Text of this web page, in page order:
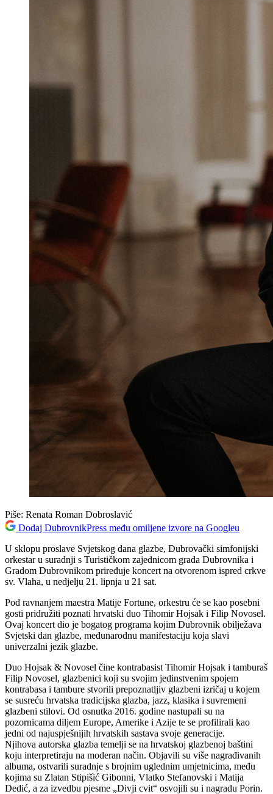
Piše: Renata Roman Dobroslavić
Dodaj DubrovnikPress među omiljene izvore na Googleu
U sklopu proslave Svjetskog dana glazbe, Dubrovački simfonijski
orkestar u suradnji s Turističkom zajednicom grada Dubrovnika i
Gradom Dubrovnikom priređuje koncert na otvorenom ispred crkve
sv. Vlaha, u nedjelju 21. lipnja u 21 sat.
Pod ravnanjem maestra Matije Fortune, orkestru će se kao posebni
gosti pridružiti poznati hrvatski duo Tihomir Hojsak i Filip Novosel.
Ovaj koncert dio je bogatog programa kojim Dubrovnik obilježava
Svjetski dan glazbe, međunarodnu manifestaciju koja slavi
univerzalni jezik glazbe.
Duo Hojsak & Novosel čine kontrabasist Tihomir Hojsak i tamburaš
Filip Novosel, glazbenici koji su svojim jedinstvenim spojem
kontrabasa i tambure stvorili prepoznatljiv glazbeni izričaj u kojem
se susreću hrvatska tradicijska glazba, jazz, klasika i suvremeni
glazbeni stilovi. Od osnutka 2016. godine nastupali su na
pozornicama diljem Europe, Amerike i Azije te se profilirali kao
jedni od najuspješnijih hrvatskih sastava svoje generacije.
Njihova autorska glazba temelji se na hrvatskoj glazbenoj baštini
koju interpretiraju na moderan način. Objavili su više nagrađivanih
albuma, ostvarili suradnje s brojnim uglednim umjetnicima, među
kojima su Zlatan Stipišić Gibonni, Vlatko Stefanovski i Matija
Dedić, a za izvedbu pjesme „Divji cvit“ osvojili su i nagradu Porin.